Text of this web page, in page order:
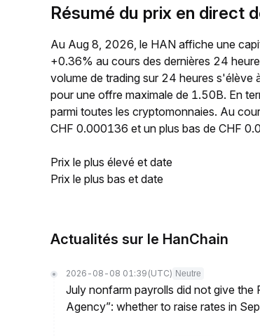
Résumé du prix en direct
Au Aug 8, 2026, le HAN affiche une
+0.36% au cours des dernières 24
volume de trading sur 24 heures
pour une offre maximale de 1.50B. En
parmi toutes les cryptomonnaies. Au
CHF 0.000136 et un plus bas de CHF
Prix le plus élevé et date
Prix le plus bas et date
Actualités sur le HanChain
2026-08-08 01:39 (UTC) Neutre
July nonfarm payrolls did not give the
Agency”: whether to raise rates in